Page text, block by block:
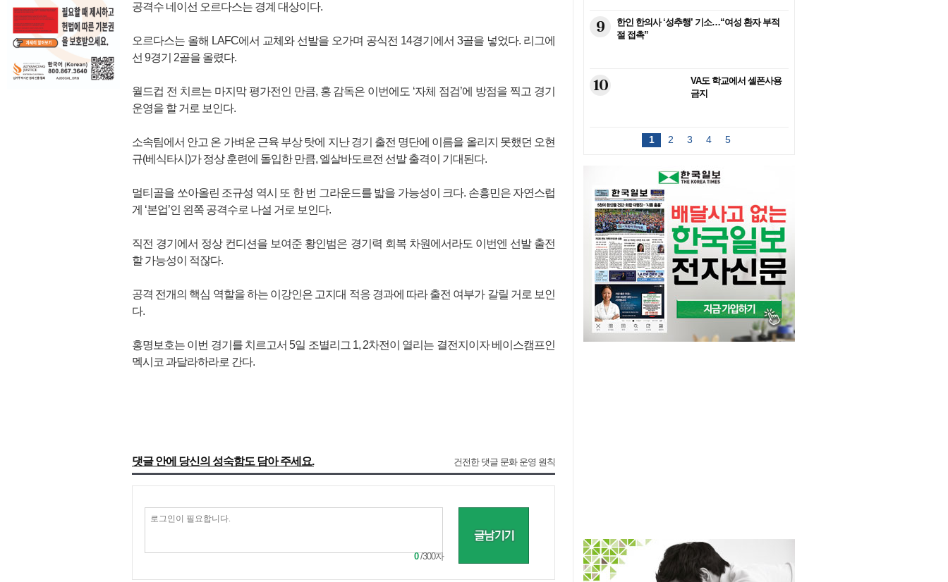
공격수 네이선 오르다스는 경계 대상이다.
오르다스는 올해 LAFC에서 교체와 선발을 오가며 공식전 14경기에서 3골을 넣었다. 리그에
선 9경기 2골을 올렸다.
월드컵 전 치르는 마지막 평가전인 만큼, 홍 감독은 이번에도 ‘자체 점검’에 방점을 찍고 경기
운영을 할 거로 보인다.
소속팀에서 안고 온 가벼운 근육 부상 탓에 지난 경기 출전 명단에 이름을 올리지 못했던 오현
규(베식타시)가 정상 훈련에 돌입한 만큼, 엘살바도르전 선발 출격이 기대된다.
멀티골을 쏘아올린 조규성 역시 또 한 번 그라운드를 밟을 가능성이 크다. 손흥민은 자연스럽
게 ‘본업’인 왼쪽 공격수로 나설 거로 보인다.
직전 경기에서 정상 컨디션을 보여준 황인범은 경기력 회복 차원에서라도 이번엔 선발 출전
할 가능성이 적잖다.
공격 전개의 핵심 역할을 하는 이강인은 고지대 적응 경과에 따라 출전 여부가 갈릴 거로 보인
다.
홍명보호는 이번 경기를 치르고서 5일 조별리그 1, 2차전이 열리는 결전지이자 베이스캠프인
멕시코 과달라하라로 간다.
건전한 댓글 문화 운영 원칙
댓글 안에 당신의 성숙함도 담아 주세요.
0/300자
9
한인 한의사 ‘성추행’ 기소…“여성 환자 부적
절 접촉”
10
VA도 학교에서 셀폰사용
금지
1 2 3 4 5